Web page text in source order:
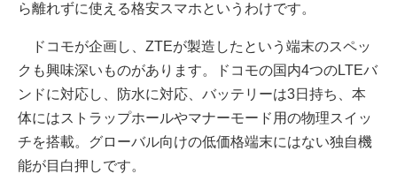
ら離れずに使える格安スマホというわけです。
ドコモが企画し、ZTEが製造したという端末のスペッ
クも興味深いものがあります。ドコモの国内4つのLTEバ
ンドに対応し、防水に対応、バッテリーは3日持ち、本
体にはストラップホールやマナーモード用の物理スイッ
チを搭載。グローバル向けの低価格端末にはない独自機
能が目白押しです。